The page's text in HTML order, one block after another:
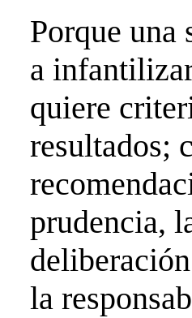
Porque una
a
quiere
resultados;
prudencia,
la